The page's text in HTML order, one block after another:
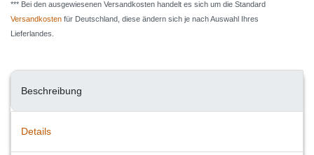
*** Bei den ausgewiesenen Versandkosten handelt es sich um die Standard
Versandkosten für Deutschland, diese ändern sich je nach Auswahl Ihres
Lieferlandes.
Beschreibung
Details